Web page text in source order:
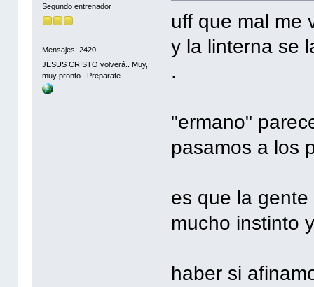
Segundo entrenador
Mensajes: 2420
JESUS CRISTO volverá.. Muy,
muy pronto.. Preparate
uff que mal me
y la linterna se
.
"ermano"
pasamos a los
es que la
mucho instinto
haber si